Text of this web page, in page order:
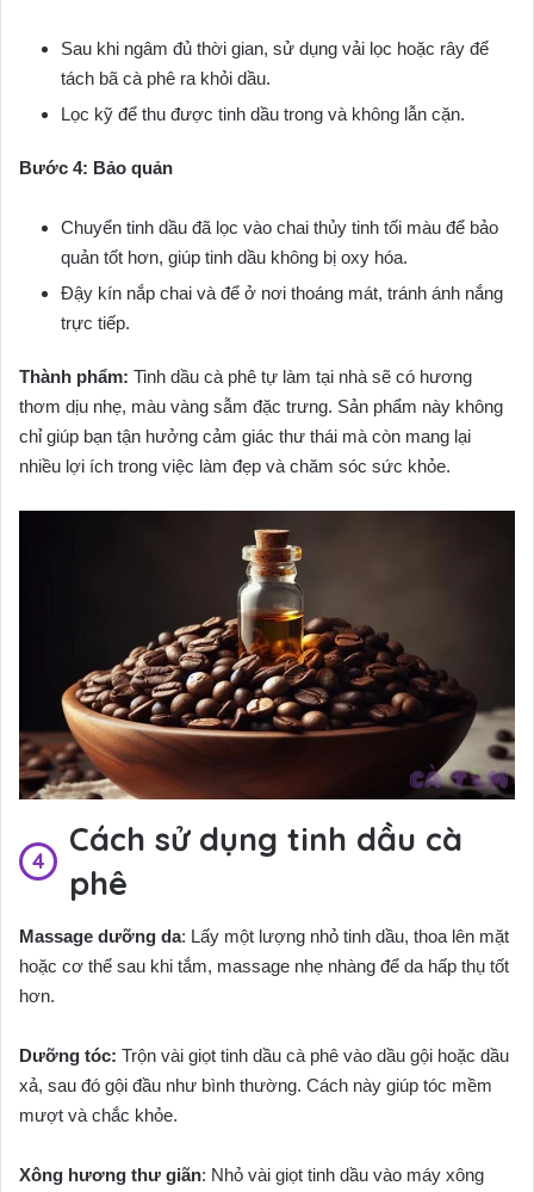
Sau khi ngâm đủ thời gian, sử dụng vải lọc hoặc rây để
tách bã cà phê ra khỏi dầu.
Lọc kỹ để thu được tinh dầu trong và không lẫn cặn.
Bước 4: Bảo quản
Chuyển tinh dầu đã lọc vào chai thủy tinh tối màu để bảo
quản tốt hơn, giúp tinh dầu không bị oxy hóa.
Đậy kín nắp chai và để ở nơi thoáng mát, tránh ánh nắng
trực tiếp.
Thành phẩm: Tinh dầu cà phê tự làm tại nhà sẽ có hương
thơm dịu nhẹ, màu vàng sẫm đặc trưng. Sản phẩm này không
chỉ giúp bạn tận hưởng cảm giác thư thái mà còn mang lại
nhiều lợi ích trong việc làm đẹp và chăm sóc sức khỏe.
Cách sử dụng tinh dầu cà
phê
Massage dưỡng da: Lấy một lượng nhỏ tinh dầu, thoa lên mặt
hoặc cơ thể sau khi tắm, massage nhẹ nhàng để da hấp thụ tốt
hơn.
Dưỡng tóc: Trộn vài giọt tinh dầu cà phê vào dầu gội hoặc dầu
xả, sau đó gội đầu như bình thường. Cách này giúp tóc mềm
mượt và chắc khỏe.
Xông hương thư giãn: Nhỏ vài giọt tinh dầu vào máy xông